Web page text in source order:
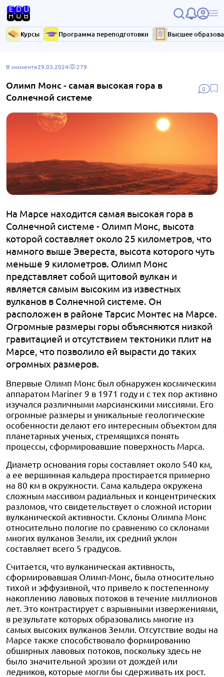
Курсы Программа переподготовки Высшее
0
В моменте29.03.2024 279
Олимп Монс - самая высокая гора в
Солнечной системе
На Марсе находится самая высокая гора в
Солнечной системе - Олимп Монс, высота
которой составляет около 25 километров, что
намного выше Эвереста, высота которого чуть
меньше 9 километров. Олимп Монс
представляет собой щитовой вулкан и
является самым высоким из известных
вулканов в Солнечной системе. Он
расположен в районе Тарсис Монтес на Марсе.
Огромные размеры горы объясняются низкой
гравитацией и отсутствием тектоники плит на
Марсе, что позволило ей вырасти до таких
огромных размеров.
Впервые Олимп Монс был обнаружен космическим
аппаратом Mariner 9 в 1971 году и с тех пор активно
изучался различными марсианскими миссиями. Его
огромные размеры и уникальные геологические
особенности делают его интересным объектом для
планетарных ученых, стремящихся понять
процессы, сформировавшие поверхность Марса.
Диаметр основания горы составляет около 540 км,
а ее вершинная кальдера простирается примерно
на 80 км в окружности. Сама кальдера окружена
сложным массивом радиальных и концентрических
разломов, что свидетельствует о сложной истории
вулканической активности. Склоны Олимпа Монс
относительно пологие по сравнению со склонами
многих вулканов Земли, их средний уклон
составляет всего 5 градусов.
Считается, что вулканическая активность,
сформировавшая Олимп-Монс, была относительно
тихой и эффузивной, что привело к постепенному
накоплению лавовых потоков в течение миллионов
лет. Это контрастирует с взрывными извержениями,
в результате которых образовались многие из
самых высоких вулканов Земли. Отсутствие воды на
Марсе также способствовало формированию
обширных лавовых потоков, поскольку здесь не
было значительной эрозии от дождей или
ледников, которые могли бы сдерживать их рост.